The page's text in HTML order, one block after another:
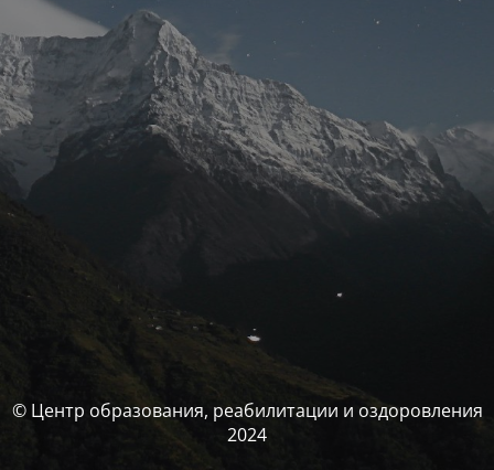
© Центр образования, реабилитации и оздоровления
2024